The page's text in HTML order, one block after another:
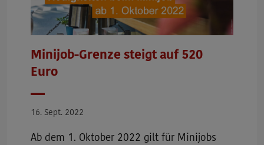
Minijob-Grenze steigt auf 520
Euro
Datum
16. Sept. 2022
Ab dem 1. Oktober 2022 gilt für Minijobs